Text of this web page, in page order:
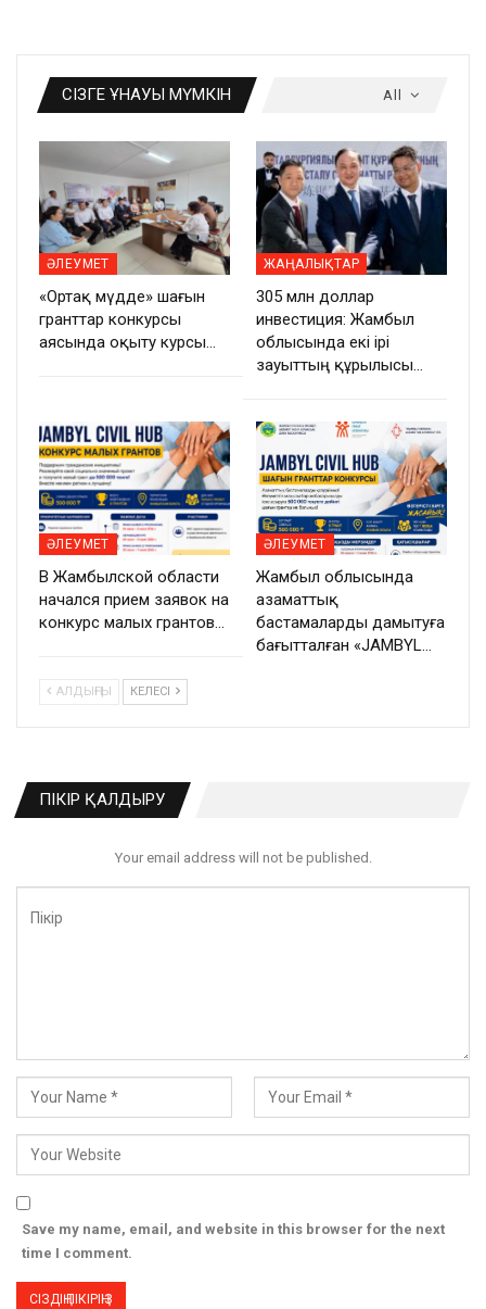
All
СІЗГЕ ҰНАУЫ МҮМКІН
ӘЛЕУМЕТ
«Ортақ мүдде» шағын
гранттар конкурсы
аясында оқыту курсы…
ЖАҢАЛЫҚТАР
305 млн доллар
инвестиция: Жамбыл
облысында екі ірі
зауыттың құрылысы…
ӘЛЕУМЕТ
В Жамбылской области
начался прием заявок на
конкурс малых грантов…
ӘЛЕУМЕТ
Жамбыл облысында
азаматтық
бастамаларды дамытуға
бағытталған «JAMBYL…
АЛДЫҢҒЫ КЕЛЕСІ
ПІКІР ҚАЛДЫРУ
Your email address will not be published.
Save my name, email, and website in this browser for the next
time I comment.